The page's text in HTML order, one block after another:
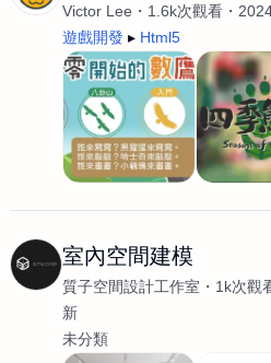
Victor Lee 1.6k次觀看
遊戲開發
Html5
室內空間建模
質子空間設計工作室 1k次觀
新
未分類